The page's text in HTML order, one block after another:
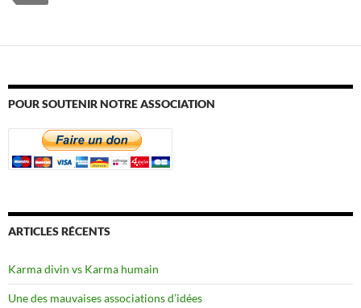
POUR SOUTENIR NOTRE ASSOCIATION
ARTICLES RÉCENTS
Karma divin vs Karma humain
Une des mauvaises associations d’idées